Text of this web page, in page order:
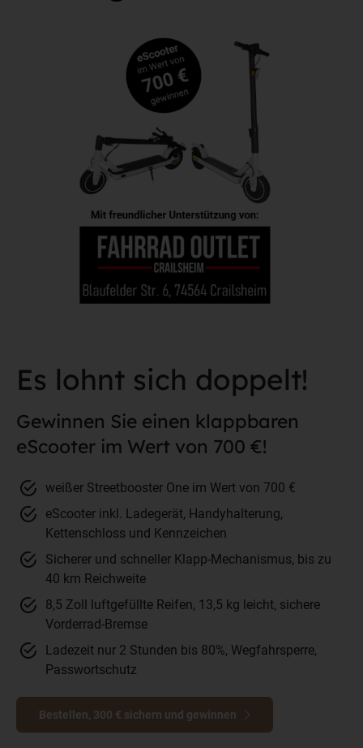
Es lohnt sich doppelt!
Gewinnen Sie einen klappbaren
eScooter im Wert von 700 €!
weißer Streetbooster One im Wert von 700 €
eScooter inkl. Ladegerät, Handyhalterung,
Kettenschloss und Kennzeichen
Sicherer und schneller Klapp-Mechanismus, bis zu
40 km Reichweite
8,5 Zoll luftgefüllte Reifen, 13,5 kg leicht, sichere
Vorderrad-Bremse
Ladezeit nur 2 Stunden bis 80%, Wegfahrsperre,
Passwortschutz
Bestellen, 300 € sichern und gewinnen